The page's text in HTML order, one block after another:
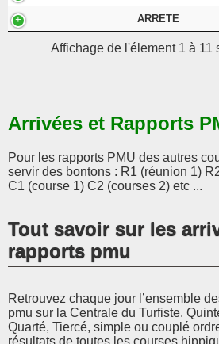
ARRETE
Affichage de l'élement 1 à 11
Arrivées et Rapports
Pour les rapports PMU des autres
servir des bontons : R1 (réunion 1)
C1 (course 1) C2 (courses 2) etc ...
Tout savoir sur les
rapports pmu
Retrouvez chaque jour l’ensemble
pmu sur la Centrale du Turfiste.
Quarté, Tiercé, simple ou couplé
résultats de toutes les courses